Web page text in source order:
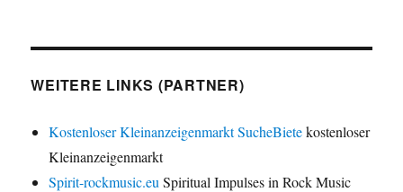
WEITERE LINKS (PARTNER)
Kostenloser Kleinanzeigenmarkt SucheBietekostenloser
Kleinanzeigenmarkt
Spirit-rockmusic.eu Spiritual Impulses in Rock Music